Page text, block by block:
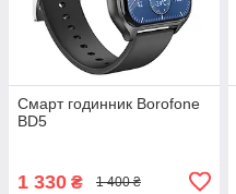
Смарт годинник Borofone
BD5
1 330 ₴ 1 400 ₴